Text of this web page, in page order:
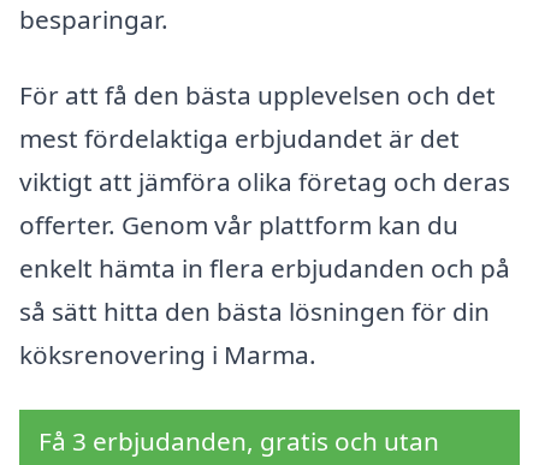
besparingar.
För att få den bästa upplevelsen och det
mest fördelaktiga erbjudandet är det
viktigt att jämföra olika företag och deras
offerter. Genom vår plattform kan du
enkelt hämta in flera erbjudanden och på
så sätt hitta den bästa lösningen för din
köksrenovering i Marma.
Få 3 erbjudanden, gratis och utan